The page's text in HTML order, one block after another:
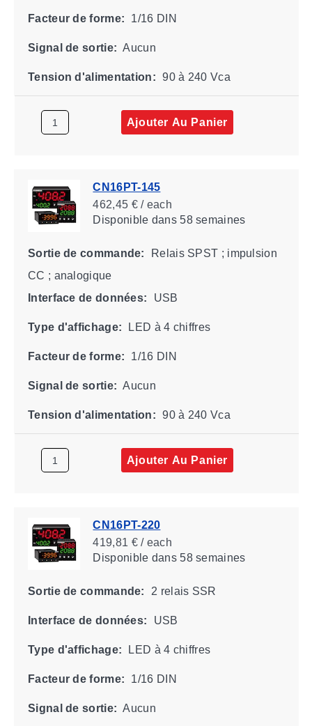
Facteur de forme: 1/16 DIN
Signal de sortie: Aucun
Tension d'alimentation: 90 à 240 Vca
Ajouter Au Panier
CN16PT-145
462,45 € / each
Disponibledans 58 semaines
Sortie de commande:
Relais SPST ; impulsion
CC ; analogique
Interface de données:
USB
Type d'affichage: LED à 4 chiffres
Facteur de forme: 1/16 DIN
Signal de sortie: Aucun
Tension d'alimentation: 90 à 240 Vca
Ajouter Au Panier
CN16PT-220
419,81 € / each
Disponibledans 58 semaines
Sortie de commande: 2 relais SSR
Interface de données: USB
Type d'affichage: LED à 4 chiffres
Facteur de forme: 1/16 DIN
Signal de sortie: Aucun